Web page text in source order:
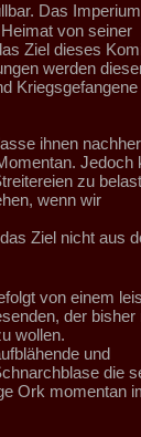
Das
von seiner
Ziel dieses
werden
Kriegsgefangene
ihnen
Jedoch
zu
wenn wir
Ziel nicht aus
von einem
der bisher
wollen.
und
die
Ork momentan